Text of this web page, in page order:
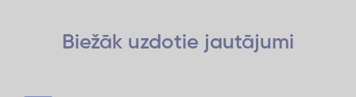
Biežāk uzdotie jautājumi